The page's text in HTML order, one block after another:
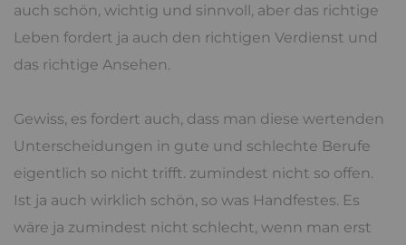
auch schön, wichtig und sinnvoll, aber das richtige
Leben fordert ja auch den richtigen Verdienst und
das richtige Ansehen.
Gewiss, es fordert auch, dass man diese wertenden
Unterscheidungen in gute und schlechte Berufe
eigentlich so nicht trifft. zumindest nicht so offen.
Ist ja auch wirklich schön, so was Handfestes. Es
wäre ja zumindest nicht schlecht, wenn man erst